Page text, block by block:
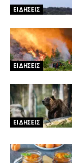
ΕΙΔΗΣΕΙΣ
ΕΙΔΗΣΕΙΣ
ΕΙΔΗΣΕΙΣ